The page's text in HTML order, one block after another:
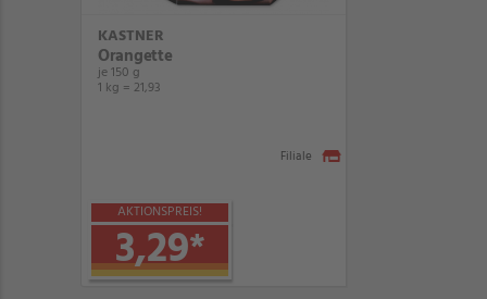
KASTNER
Orangette
je 150 g
1 kg = 21,93
AKTIONSPREIS!
3,29*
Filiale